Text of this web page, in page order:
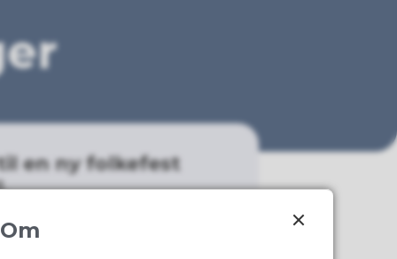
en ny folkefest
Om